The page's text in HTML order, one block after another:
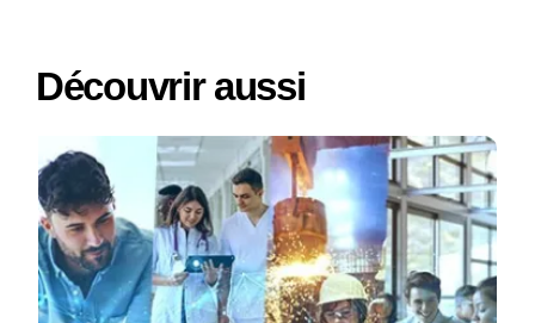
Découvrir aussi